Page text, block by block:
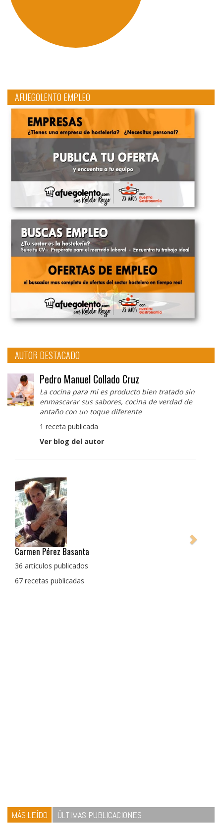
AFUEGOLENTO EMPLEO
AUTOR DESTACADO
Pedro Manuel Collado Cruz
La cocina para mi es producto bien tratado sin
enmascarar sus sabores, cocina de verdad de
antaño con un toque diferente
1 receta publicada
Ver blog del autor
Pedro Manuel Collado Cruz
La cocina para mi es producto bien tratado sin
con un toque diferente